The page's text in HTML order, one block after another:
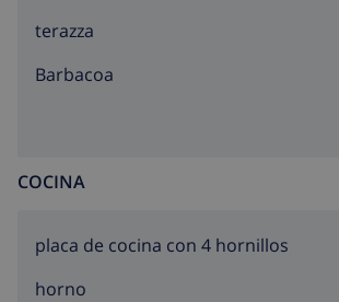
terazza
barbacoa
COCINA
placa de cocina con 4 hornillos
horno